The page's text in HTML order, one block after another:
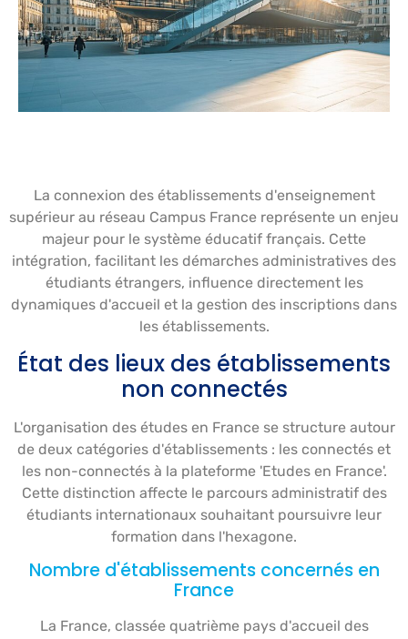
La connexion des établissements d'enseignement
supérieur au réseau Campus France représente un enjeu
majeur pour le système éducatif français. Cette
intégration, facilitant les démarches administratives des
étudiants étrangers, influence directement les
dynamiques d'accueil et la gestion des inscriptions dans
les établissements.
État des lieux des établissements
non connectés
L'organisation des études en France se structure autour
de deux catégories d'établissements : les connectés et
les non-connectés à la plateforme 'Etudes en France'.
Cette distinction affecte le parcours administratif des
étudiants internationaux souhaitant poursuivre leur
formation dans l'hexagone.
Nombre d'établissements concernés en
France
La France, classée quatrième pays d'accueil des